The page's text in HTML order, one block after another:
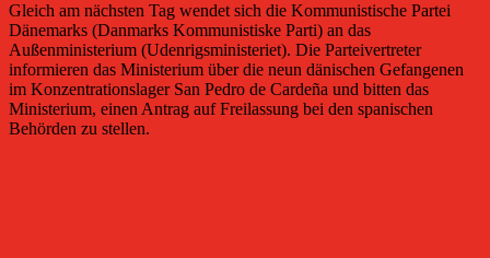
Gleich am nächsten Tag wendet sich die Kommunistische Partei
Dänemarks (Danmarks Kommunistiske Parti) an das
Außenministerium (Udenrigsministeriet). Die Parteivertreter
informieren das Ministerium über die neun dänischen Gefangenen
im Konzentrationslager San Pedro de Cardeña und bitten das
Ministerium, einen Antrag auf Freilassung bei den spanischen
Behörden zu stellen.